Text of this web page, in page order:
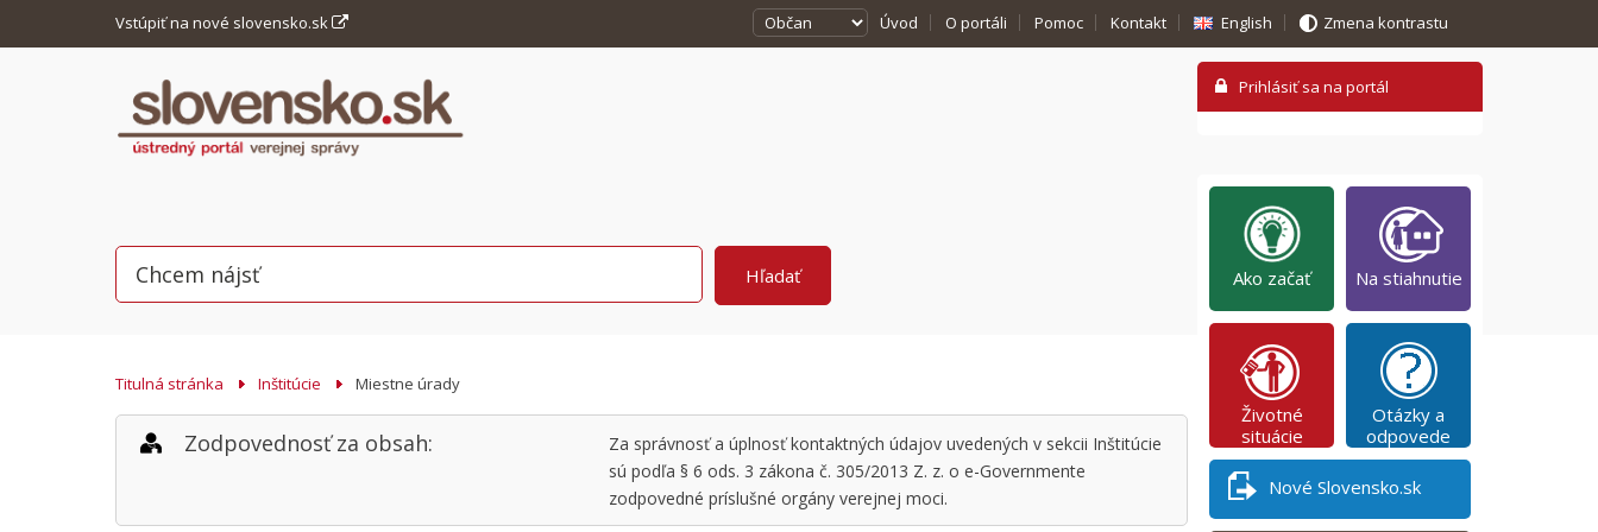
Vstúpiť na nové slovensko.sk Úvod O portáli Pomoc Kontakt English Zmena kontrastu
Titulná stránka Inštitúcie Miestne úrady
Zodpovednosť za obsah:
Za správnosť a úplnosť kontaktných údajov uvedených v sekcii Inštitúcie
sú podľa § 6 ods. 3 zákona č. 305/2013 Z. z. o e-Governmente
zodpovedné príslušné orgány verejnej moci.
Ako začať Na stiahnutie
Životné
situácie
Otázky a
odpovede
Nové Slovensko.sk